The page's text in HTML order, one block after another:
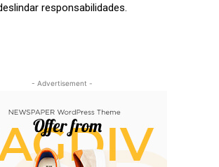
responsabilidades.
- Advertisement -